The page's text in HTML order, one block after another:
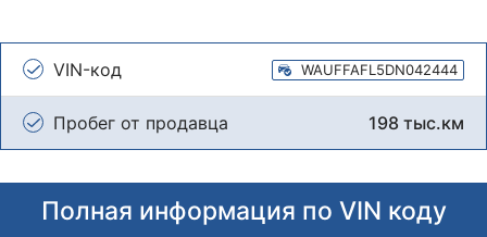
VIN-код WAUFFAFL5DN042444
Пробег от продавца 198 тыс.км
Полная информация по VIN коду